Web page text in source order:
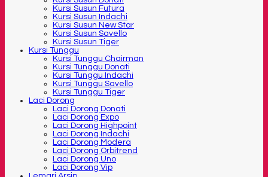
Kursi Susun Futura
Kursi Susun Indachi
Kursi Susun New Star
Kursi Susun Savello
Kursi Susun Tiger
Kursi Tunggu
Kursi Tunggu Chairman
Kursi Tunggu Donati
Kursi Tunggu Indachi
Kursi Tunggu Savello
Kursi Tunggu Tiger
Laci Dorong
Laci Dorong Donati
Laci Dorong Expo
Laci Dorong Highpoint
Laci Dorong Indachi
Laci Dorong Modera
Laci Dorong Orbitrend
Laci Dorong Uno
Laci Dorong Vip